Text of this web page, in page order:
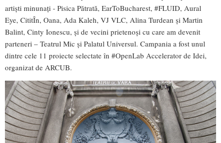
artiști minunați - Pisica Pătrată, EarToBucharest, #FLUID, Aural
Eye, CititÎn, Oana, Ada Kaleh, VJ VLC, Alina Turdean și Martin
Balint, Cinty Ionescu, și de vecini prietenoși cu care am devenit
parteneri – Teatrul Mic și Palatul Universul. Campania a fost unul
dintre cele 11 proiecte selectate în #OpenLab Accelerator de Idei,
organizat de ARCUB.